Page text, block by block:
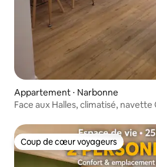
Appartement ⋅ Narbonne
Face aux Halles, climatisé,
Coup de cœur voyageurs
Coup de cœur voyageurs